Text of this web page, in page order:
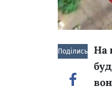
Поділись! На